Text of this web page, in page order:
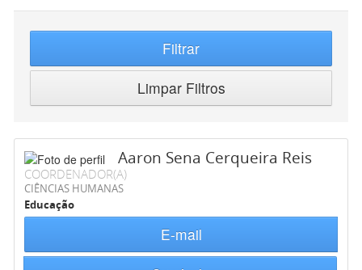
Filtrar
Limpar Filtros
Aaron Sena Cerqueira Reis
COORDENADOR(A)
CIÊNCIAS HUMANAS
Educação
E-mail